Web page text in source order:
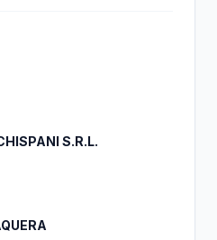
S.R.L.